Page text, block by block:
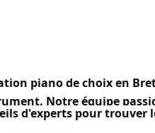
piano de choix en
Notre équipe
d'experts pour